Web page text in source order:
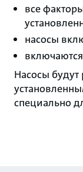
все
насосы
Насосы будут
специально